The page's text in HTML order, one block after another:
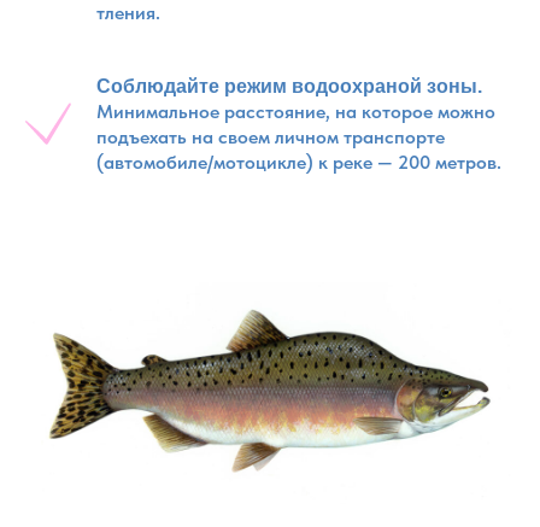
тления.
Соблюдайте режим водоохраной зоны.
Минимальное расстояние, на которое можно
подъехать на своем личном транспорте
(автомобиле/мотоцикле) к реке — 200 метров.